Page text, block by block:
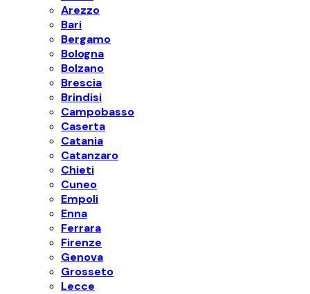
Arezzo
Bari
Bergamo
Bologna
Bolzano
Brescia
Brindisi
Campobasso
Caserta
Catania
Catanzaro
Chieti
Cuneo
Empoli
Enna
Ferrara
Firenze
Genova
Grosseto
Lecce